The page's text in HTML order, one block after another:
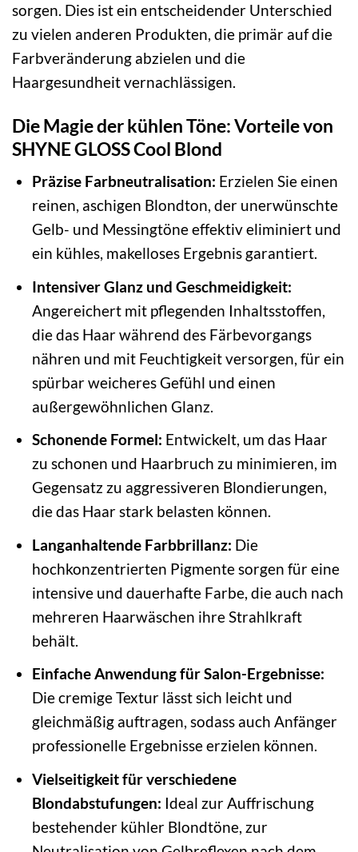
sorgen. Dies ist ein entscheidender Unterschied
zu vielen anderen Produkten, die primär auf die
Farbveränderung abzielen und die
Haargesundheit vernachlässigen.
Die Magie der kühlen Töne: Vorteile von
SHYNE GLOSS Cool Blond
Präzise Farbneutralisation: Erzielen Sie einen
reinen, aschigen Blondton, der unerwünschte
Gelb- und Messingtöne effektiv eliminiert und
ein kühles, makelloses Ergebnis garantiert.
Intensiver Glanz und Geschmeidigkeit:
Angereichert mit pflegenden Inhaltsstoffen,
die das Haar während des Färbevorgangs
nähren und mit Feuchtigkeit versorgen, für ein
spürbar weicheres Gefühl und einen
außergewöhnlichen Glanz.
Schonende Formel: Entwickelt, um das Haar
zu schonen und Haarbruch zu minimieren, im
Gegensatz zu aggressiveren Blondierungen,
die das Haar stark belasten können.
Langanhaltende Farbbrillanz: Die
hochkonzentrierten Pigmente sorgen für eine
intensive und dauerhafte Farbe, die auch nach
mehreren Haarwäschen ihre Strahlkraft
behält.
Einfache Anwendung für Salon-Ergebnisse:
Die cremige Textur lässt sich leicht und
gleichmäßig auftragen, sodass auch Anfänger
professionelle Ergebnisse erzielen können.
Vielseitigkeit für verschiedene
Blondabstufungen: Ideal zur Auffrischung
bestehender kühler Blondtöne, zur